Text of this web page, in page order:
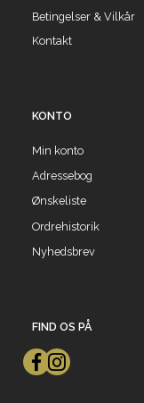
Betingelser & Vilkår
Kontakt
KONTO
Min konto
Adressebog
Ønskeliste
Ordrehistorik
Nyhedsbrev
FIND OS PÅ